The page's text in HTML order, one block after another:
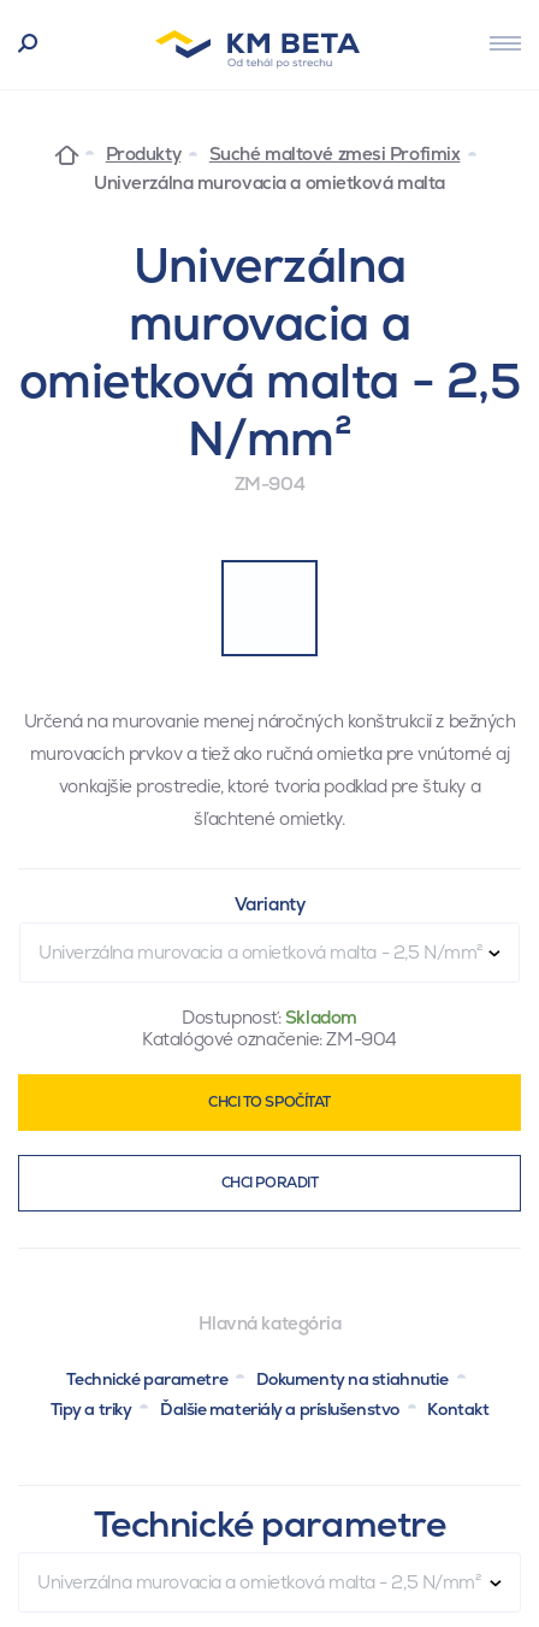
Produkty
Suché maltové zmesi Profimix
Univerzálna murovacia a omietková malta
Univerzálna
murovacia a
omietková malta - 2,5
N/mm²
ZM-904
Určená na murovanie menej náročných konštrukcií z bežných
murovacích prvkov a tiež ako ručná omietka pre vnútorné aj
vonkajšie prostredie, ktoré tvoria podklad pre štuky a
šľachtené omietky.
Varianty
Univerzálna murovacia a omietková malta - 2,5 N/mm²
Dostupnosť:Skladom
Katalógové označenie: ZM-904
CHCI TO SPOČÍTAT
CHCI PORADIT
Hlavná kategória
Technické parametre
Dokumenty na stiahnutie
Tipy a triky
Ďalšie materiály a príslušenstvo Kontakt
Technické parametre
Univerzálna murovacia a omietková malta - 2,5 N/mm²